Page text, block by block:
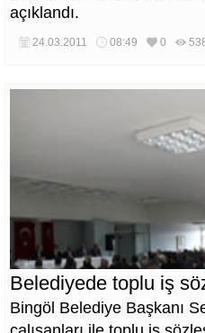
açıklandı.
24.03.2011 08:49 0
Belediyede toplu iş
Bingöl Belediye Başkanı